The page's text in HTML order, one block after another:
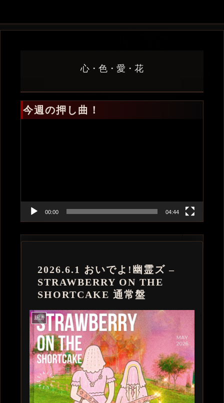
心・色・愛・花
今週の押し曲！
00:00 04:44
2026.6.1 おいでよ!幽霊ズ –
STRAWBERRY ON THE
SHORTCAKE 通常盤
新譜